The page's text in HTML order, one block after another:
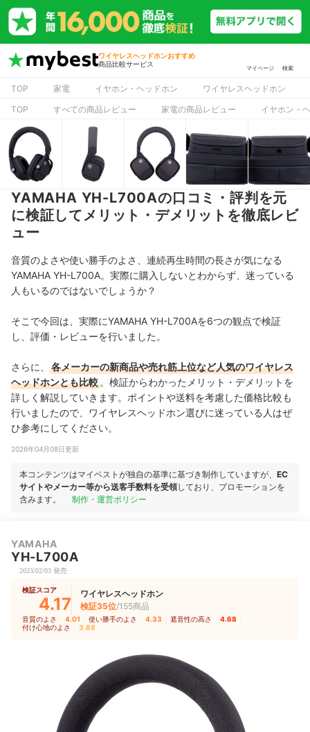
ワイヤレスヘッドホンおすすめ
商品比較サービス
マイページ 検索
TOP 家電 イヤホン・ヘッドホン
ワイヤレスヘッドホン
TOP
すべての商品レビュー 家電の商品レビュー イヤホン・
YAMAHA YH-L700Aの口コミ・評判を元
に検証してメリット・デメリットを徹底レビ
ュー
音質のよさや使い勝手のよさ、連続再生時間の長さが気になる
YAMAHA YH-L700A。実際に購入しないとわからず、迷っている
人もいるのではないでしょうか？
そこで今回は、実際にYAMAHA YH-L700Aを6つの観点で検証
し、評価・レビューを行いました。
さらに、
各メーカーの新商品や売れ筋上位など人気のワイヤレス
ヘッドホンとも比較 。検証からわかったメリット・デメリットを
詳しく解説していきます。ポイントや送料を考慮した価格比較も
行いましたので、ワイヤレスヘッドホン選びに迷っている人はぜ
ひ参考にしてください。
2026年04月08日更新
本コンテンツはマイベストが独自の基準に基づき制作していますが、 EC
サイトやメーカー等から送客手数料を受領しており、プロモーションを
含みます。
制作・運営ポリシー
YAMAHA
YH-L700A
2023/02/03 発売
検証スコア
4.17
ワイヤレスヘッドホン
検証35位/155商品
音質のよさ 4.01 使い勝手のよさ 4.33 遮音性の高さ 4.68
付け心地のよさ 3.88